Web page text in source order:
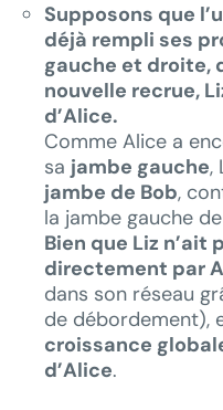
Supposons que
déjà rempli ses
gauche et droite,
nouvelle recrue,
d’Alice.
Comme Alice a
sa jambe gauche,
jambe de Bob,
la jambe gauche de
Bien que Liz n’ait
directement par
dans son réseau
de débordement),
croissance
d’Alice.